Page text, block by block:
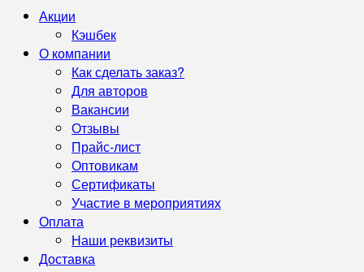
Акции
Кэшбек
О компании
Как сделать заказ?
Для авторов
Вакансии
Отзывы
Прайс-лист
Оптовикам
Сертификаты
Участие в мероприятиях
Оплата
Наши реквизиты
Доставка